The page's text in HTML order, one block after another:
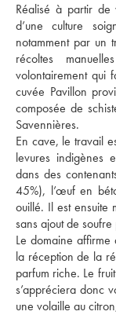
Réalisé à partir
d’une culture
notamment par un
récoltes
volontairement qui
cuvée Pavillon
composée de
Savennières.
En cave, le travail
levures indigènes
dans des
45%), l’œuf en
ouillé. Il est ensuite
sans ajout de
Le domaine
la réception de la
parfum riche. Le
s’appréciera donc
une volaille au